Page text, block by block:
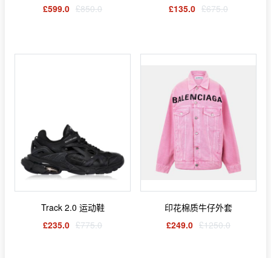
£599.0 £850.0
£135.0 £675.0
Track 2.0 运动鞋
£235.0 £775.0
印花棉质牛仔外套
£249.0 £1250.0